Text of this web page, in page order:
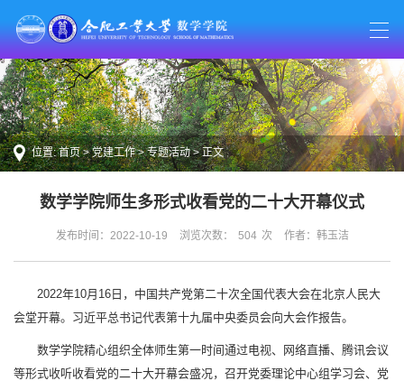
位置:首页>党建工作>专题活动> 正文
数学学院师生多形式收看党的二十大开幕仪式
发布时间：2022-10-19 浏览次数： 504 次 作者：韩玉洁
2022年10月16日，中国共产党第二十次全国代表大会在北京人民大
会堂开幕。习近平总书记代表第十九届中央委员会向大会作报告。
数学学院精心组织全体师生第一时间通过电视、网络直播、腾讯会议
等形式收听收看党的二十大开幕会盛况，召开党委理论中心组学习会、党